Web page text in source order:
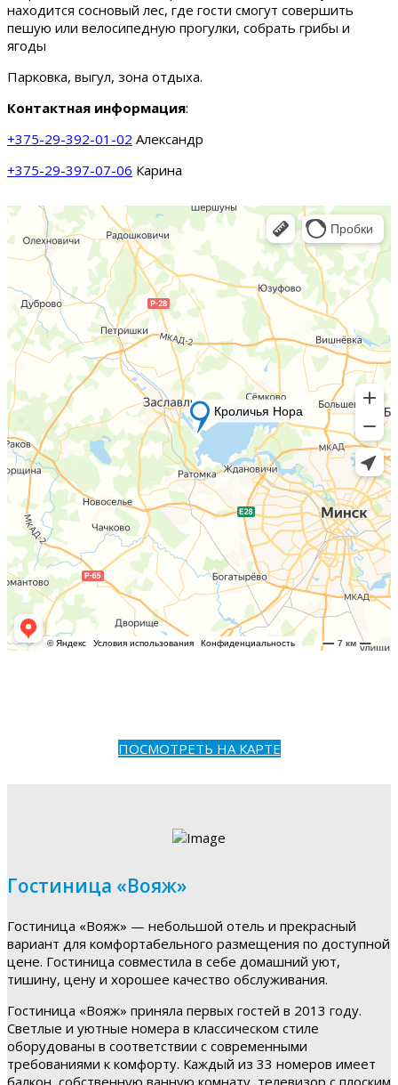
находится сосновый лес, где гости смогут совершить
пешую или велосипедную прогулки, собрать грибы и
ягоды
Парковка, выгул, зона отдыха.
Контактная информация:
+375-29-392-01-02 Александр
+375-29-397-07-06 Карина
ПОСМОТРЕТЬ НА КАРТЕ
Гостиница «Вояж»
Гостиница «Вояж» — небольшой отель и прекрасный
вариант для комфортабельного размещения по доступной
цене. Гостиница совместила в себе домашний уют,
тишину, цену и хорошее качество обслуживания.
Гостиница «Вояж» приняла первых гостей в 2013 году.
Светлые и уютные номера в классическом стиле
оборудованы в соответствии с современными
требованиями к комфорту. Каждый из 33 номеров имеет